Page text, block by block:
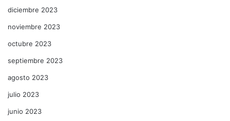
diciembre 2023
noviembre 2023
octubre 2023
septiembre 2023
agosto 2023
julio 2023
junio 2023